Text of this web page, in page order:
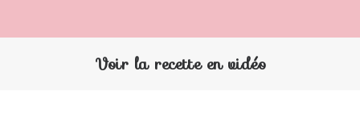
Voir la recette en vidéo